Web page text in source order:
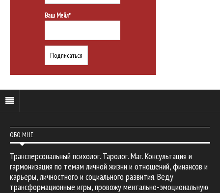
Ваш Мейл*
ОБО МНЕ
Трансперсональный психолог. Таролог. Маг. Консультация и
гармонизация по темам личной жизни и отношений, финансов и
карьеры, личностного и социального развития. Веду
трансформационные игры, провожу ментально-эмоциональную